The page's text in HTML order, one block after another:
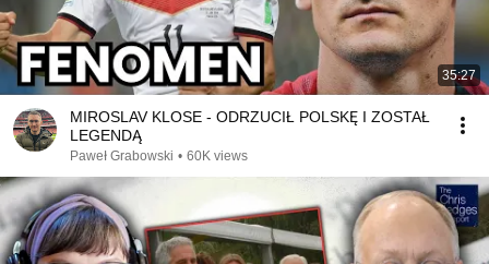
35:27
MIROSLAV KLOSE - ODRZUCIŁ POLSKĘ I ZOSTAŁ
LEGENDĄ
Paweł Grabowski • 60K views